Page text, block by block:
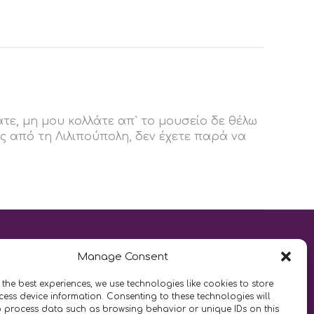
Manage Consent
the best experiences, we use technologies like cookies to store
device information. Consenting to these technologies will
process data such as browsing behavior or unique IDs on this
μη μου κολλάτε απ` το μουσείο δε θέλω
από τη Λιλιπούπολη, δεν έχετε παρά να
LIKE US AND FOLLOW US: